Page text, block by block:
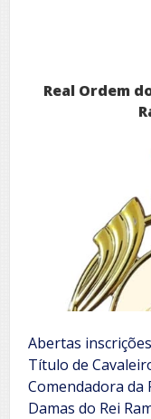
Real Ordem
Abertas
Título de
Comendadora da
Damas do Rei